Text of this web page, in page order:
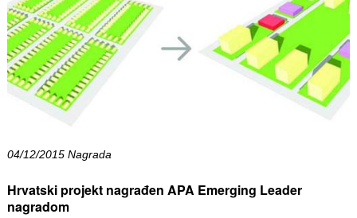
04/12/2015 Nagrada
Hrvatski projekt nagrađen APA Emerging Leader
nagradom